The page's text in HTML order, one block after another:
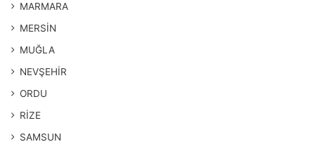
MARMARA
MERSİN
MUĞLA
NEVŞEHİR
ORDU
RİZE
SAMSUN